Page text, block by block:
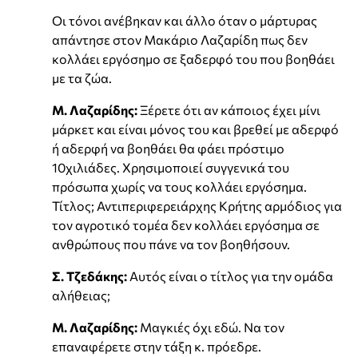
Οι τόνοι ανέβηκαν και άλλο όταν ο μάρτυρας
απάντησε στον Μακάριο Λαζαρίδη πως δεν
κολλάει εργόσημο σε ξαδερφό του που βοηθάει
με τα ζώα.
Μ. Λαζαρίδης:Ξέρετε ότι αν κάποιος έχει μίνι
μάρκετ και είναι μόνος του και βρεθεί με αδερφό
ή αδερφή να βοηθάει θα φάει πρόστιμο
10χιλιάδες. Χρησιμοποιεί συγγενικά του
πρόσωπα χωρίς να τους κολλάει εργόσημα.
Τίτλος; Αντιπεριφερειάρχης Κρήτης αρμόδιος για
τον αγροτικό τομέα δεν κολλάει εργόσημα σε
ανθρώπους που πάνε να τον βοηθήσουν.
Σ. Τζεδάκης: Αυτός είναι ο τίτλος για την ομάδα
αλήθειας;
Μ. Λαζαρίδης: Μαγκιές όχι εδώ. Να τον
επαναφέρετε στην τάξη κ. πρόεδρε.